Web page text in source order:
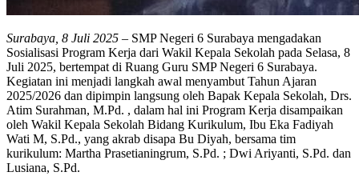
Surabaya, 8 Juli 2025 – SMP Negeri 6 Surabaya mengadakan
Sosialisasi Program Kerja dari Wakil Kepala Sekolah pada Selasa, 8
Juli 2025, bertempat di Ruang Guru SMP Negeri 6 Surabaya.
Kegiatan ini menjadi langkah awal menyambut Tahun Ajaran
2025/2026 dan dipimpin langsung oleh Bapak Kepala Sekolah, Drs.
Atim Surahman, M.Pd. , dalam hal ini Program Kerja disampaikan
oleh Wakil Kepala Sekolah Bidang Kurikulum, Ibu Eka Fadiyah
Wati M, S.Pd., yang akrab disapa Bu Diyah, bersama tim
kurikulum: Martha Prasetianingrum, S.Pd. ; Dwi Ariyanti, S.Pd. dan
Lusiana, S.Pd.